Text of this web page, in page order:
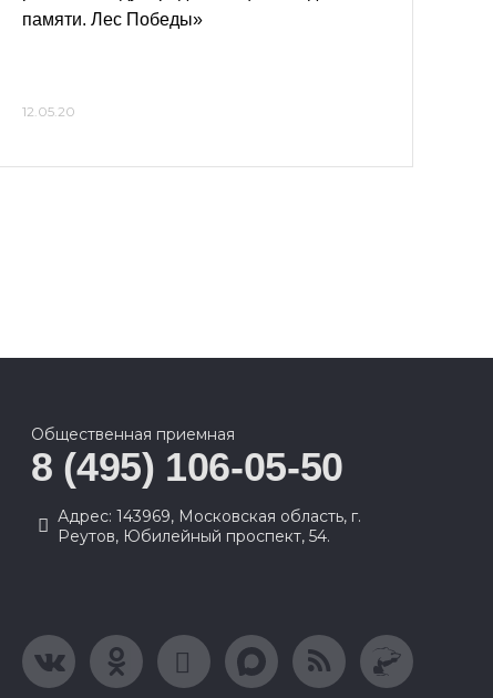
памяти. Лес Победы»
12.05.20
Общественная приемная
8 (495) 106-05-50
Адрес: 143969, Московская область, г.
Реутов, Юбилейный проспект, 54.